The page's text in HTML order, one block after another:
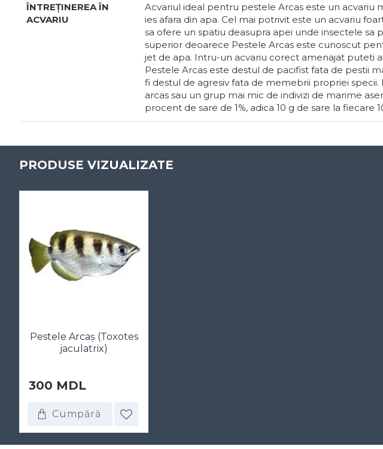
ÎNTREȚINEREA ÎN
ACVARIU
Acvariul ideal pentru pestele Arcas este un acvariu
ies afara din apa. Cel mai potrivit este un acvariu
sa ofere un spatiu deasupra apei unde insectele sa
superior deoarece Pestele Arcas este cunoscut
jet de apa. Intru-un acvariu corect amenajat puteti
Pestele Arcas este destul de pacifist fata de pestii
fi destul de agresiv fata de memebrii propriei
arcas sau un grup mai mic de indivizi de marime
procent de sare de 1%, adica 10 g de sare la fiecare
PRODUSE VIZUALIZATE
Pestele Arcaș (Toxotes
jaculatrix)
300 MDL
Cumpără